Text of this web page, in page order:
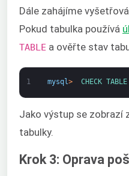
Dále zahájíme
Pokud tabulka používá
TABLE a ověřte stav
1 mysql > CHECK TABLE
Jako výstup se zobrazí
tabulky.
Krok 3: Oprava